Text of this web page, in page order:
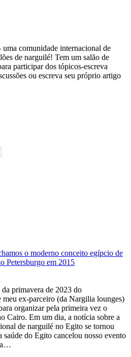
comunidade internacional de
de narguilé! Tem um salão de
participar dos tópicos-escreva
ou escreva seu próprio artigo
o moderno conceito egípcio de
Petersburgo em 2015
primavera de 2023 do
ex-parceiro (da Nargilia lounges)
organizar pela primeira vez o
Cairo. Em um dia, a notícia sobre a
de narguilé no Egito se tornou
do Egito cancelou nosso evento
a…